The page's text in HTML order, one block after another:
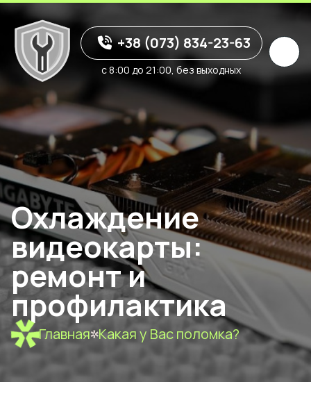
+38 (073) 834-23-63
с 8:00 до 21:00, без выходных
Охлаждение
видеокарты:
ремонт и
профилактика
Главная Какая у Вас поломка?